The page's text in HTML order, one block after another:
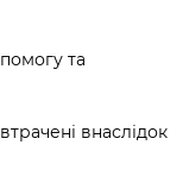
та
внаслідок